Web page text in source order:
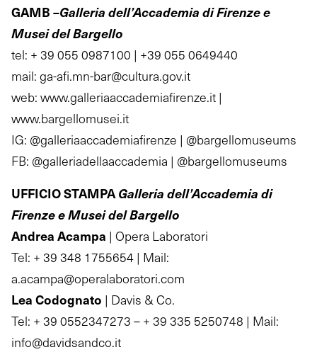
GAMB –Galleria dell’Accademia di Firenze e
Musei del Bargello
tel: + 39 055 0987100 | +39 055 0649440
mail: ga-afi.mn-bar@cultura.gov.it
web: www.galleriaaccademiafirenze.it |
www.bargellomusei.it
IG: @galleriaaccademiafirenze | @bargellomuseums
FB: @galleriadellaaccademia | @bargellomuseums
UFFICIO STAMPAGalleria dell’Accademia di
Firenze e Musei del Bargello
Andrea Acampa | Opera Laboratori
Tel: + 39 348 1755654 | Mail:
a.acampa@operalaboratori.com
Lea Codognato | Davis & Co.
Tel: + 39 0552347273 – + 39 335 5250748 | Mail:
info@davidsandco.it